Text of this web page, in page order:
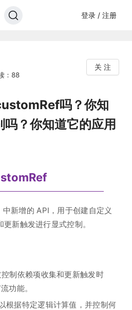
登录 / 注册
：88
关 注
吗？你知
？你知道它的应用
新增的 API，用于创建自定义
新触发进行显式控制。
制依赖项收集和更新触发时
功能。
根据特定逻辑计算值，并控制何